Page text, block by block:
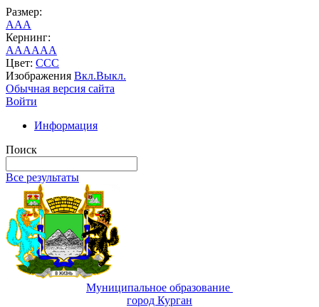
Размер:
AAA
Кернинг:
AAAAAA
Цвет: CCC
Изображения Вкл.Выкл.
Обычная версия сайта
Войти
Информация
Поиск
Все результаты
Муниципальное образование
город Курган